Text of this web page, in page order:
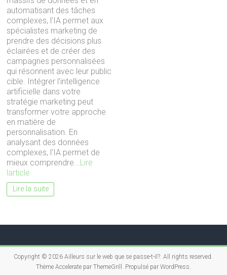
automatisant des tâches
complexes, l'IA permet aux
spécialistes marketing de
prendre des décisions plus
éclairées et de créer des
campagnes personnalisées
qui résonnent avec leur public
cible. Intégrer l'intelligence
artificielle dans votre
stratégie marketing peut
transformer votre approche
en matière de
personnalisation. En
analysant des données
complexes, l'IA permet de
mieux comprendre...Lire
larticle
Lire la suite
Copyright © 2026Ailleurs sur le web que se passe-t-il?. All rights reserved.
Thème Acceleratepar ThemeGrill. Propulsé par WordPress.